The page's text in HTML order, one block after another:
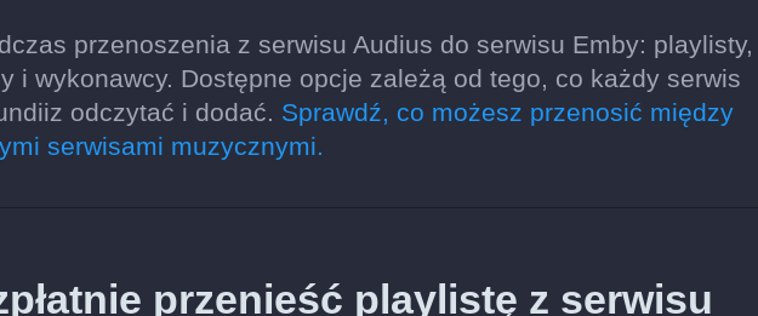
przenoszenia z serwisu Audius do serwisu Emby: playlisty,
i wykonawcy. Dostępne opcje zależą od tego, co każdy serwis
odczytać i dodać. Sprawdź, co możesz przenosić między
serwisami muzycznymi.
przenieść playlistę z serwisu